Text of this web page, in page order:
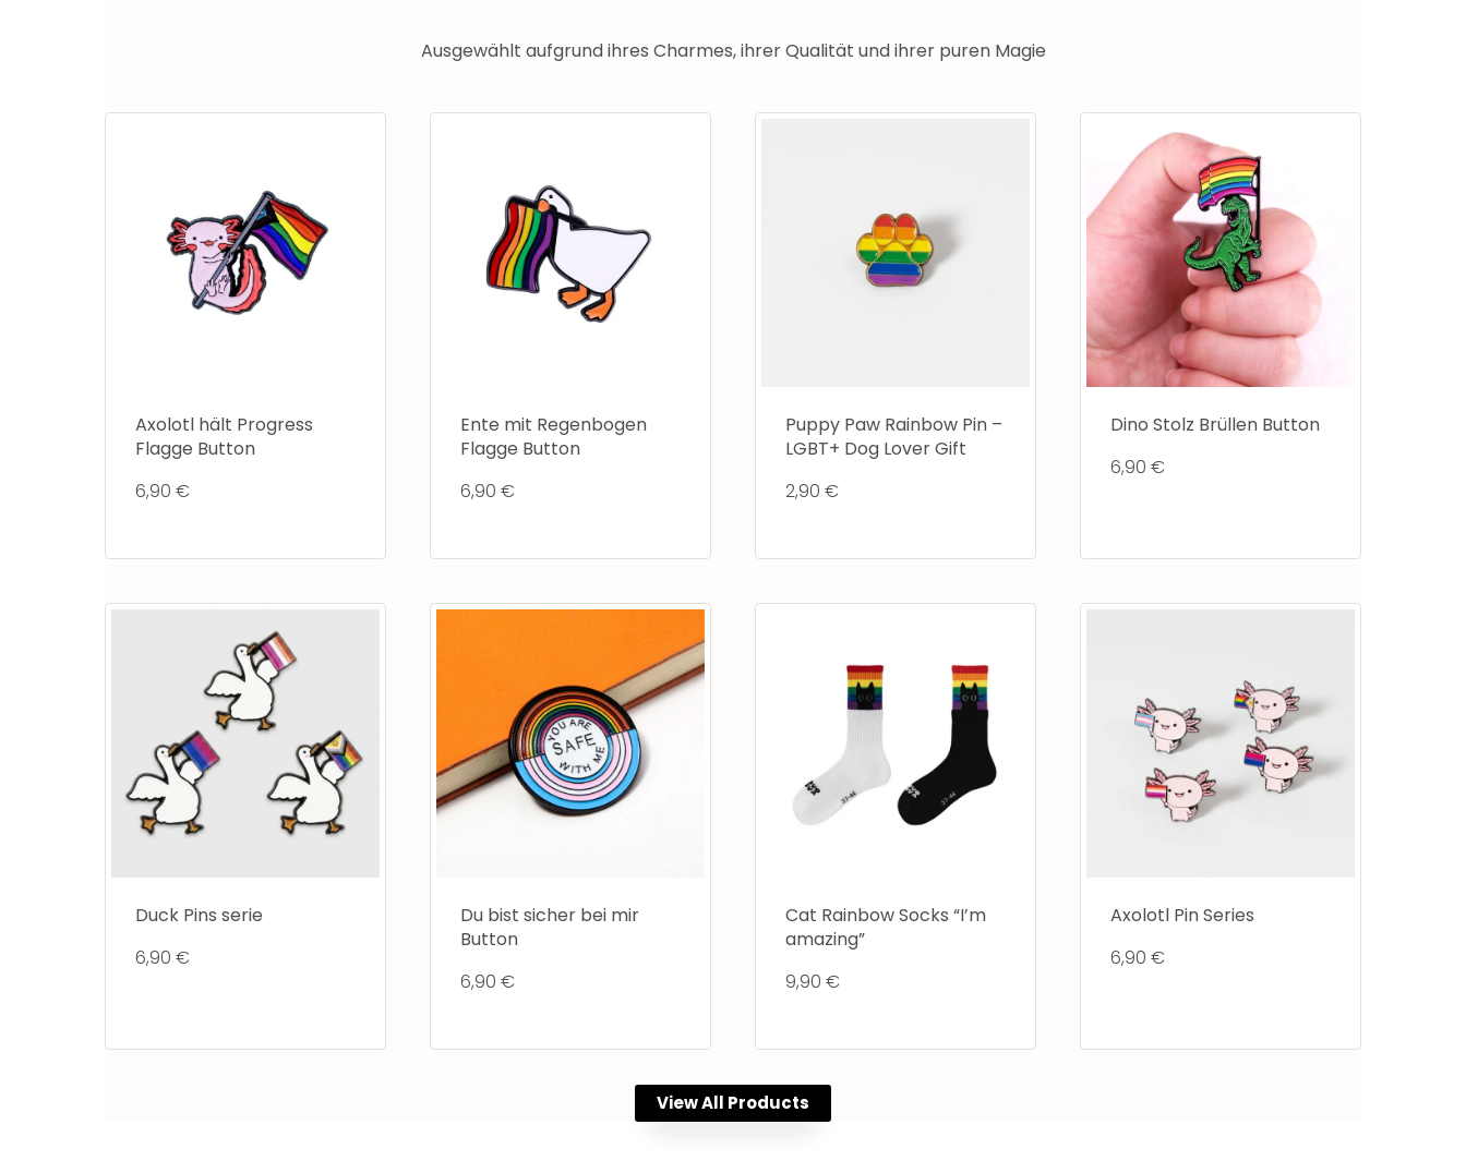
Ausgewählt aufgrund ihres Charmes, ihrer Qualität und ihrer puren Magie
Axolotl hält Progress
Flagge Button
6,90 €
Ente mit Regenbogen
Flagge Button
6,90 €
Puppy Paw Rainbow Pin –
LGBT+ Dog Lover Gift
2,90 €
Dino Stolz Brüllen Button
6,90 €
Duck Pins serie
6,90 €
Du bist sicher bei mir
Button
6,90 €
Cat Rainbow Socks “I’m
amazing”
9,90 €
Axolotl Pin Series
6,90 €
View All Products